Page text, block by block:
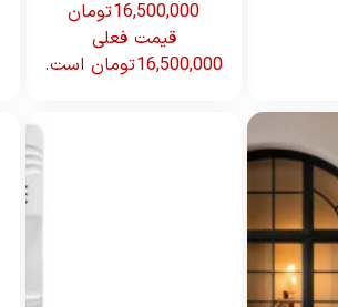
16,500,000تومان
قیمت فعلی
16,500,000 تومان است.